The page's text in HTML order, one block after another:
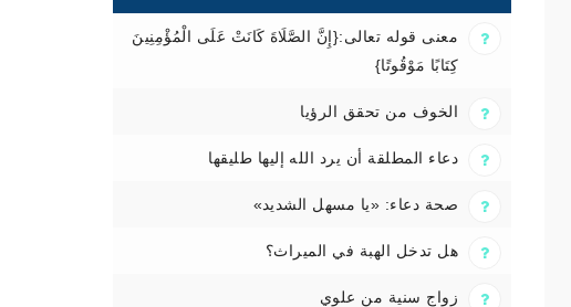
معنى قوله تعالى:{إِنَّ الصَّلَاةَ كَانَتْ عَلَى الْمُؤْمِنِينَ
كِتَابًا مَوْقُوتًا}
الخوف من تحقق الرؤيا
دعاء المطلقة أن يرد الله إليها طليقها
صحة دعاء: «يا مسهل الشديد»
هل تدخل الهبة في الميراث؟
زواج سنية من علوي